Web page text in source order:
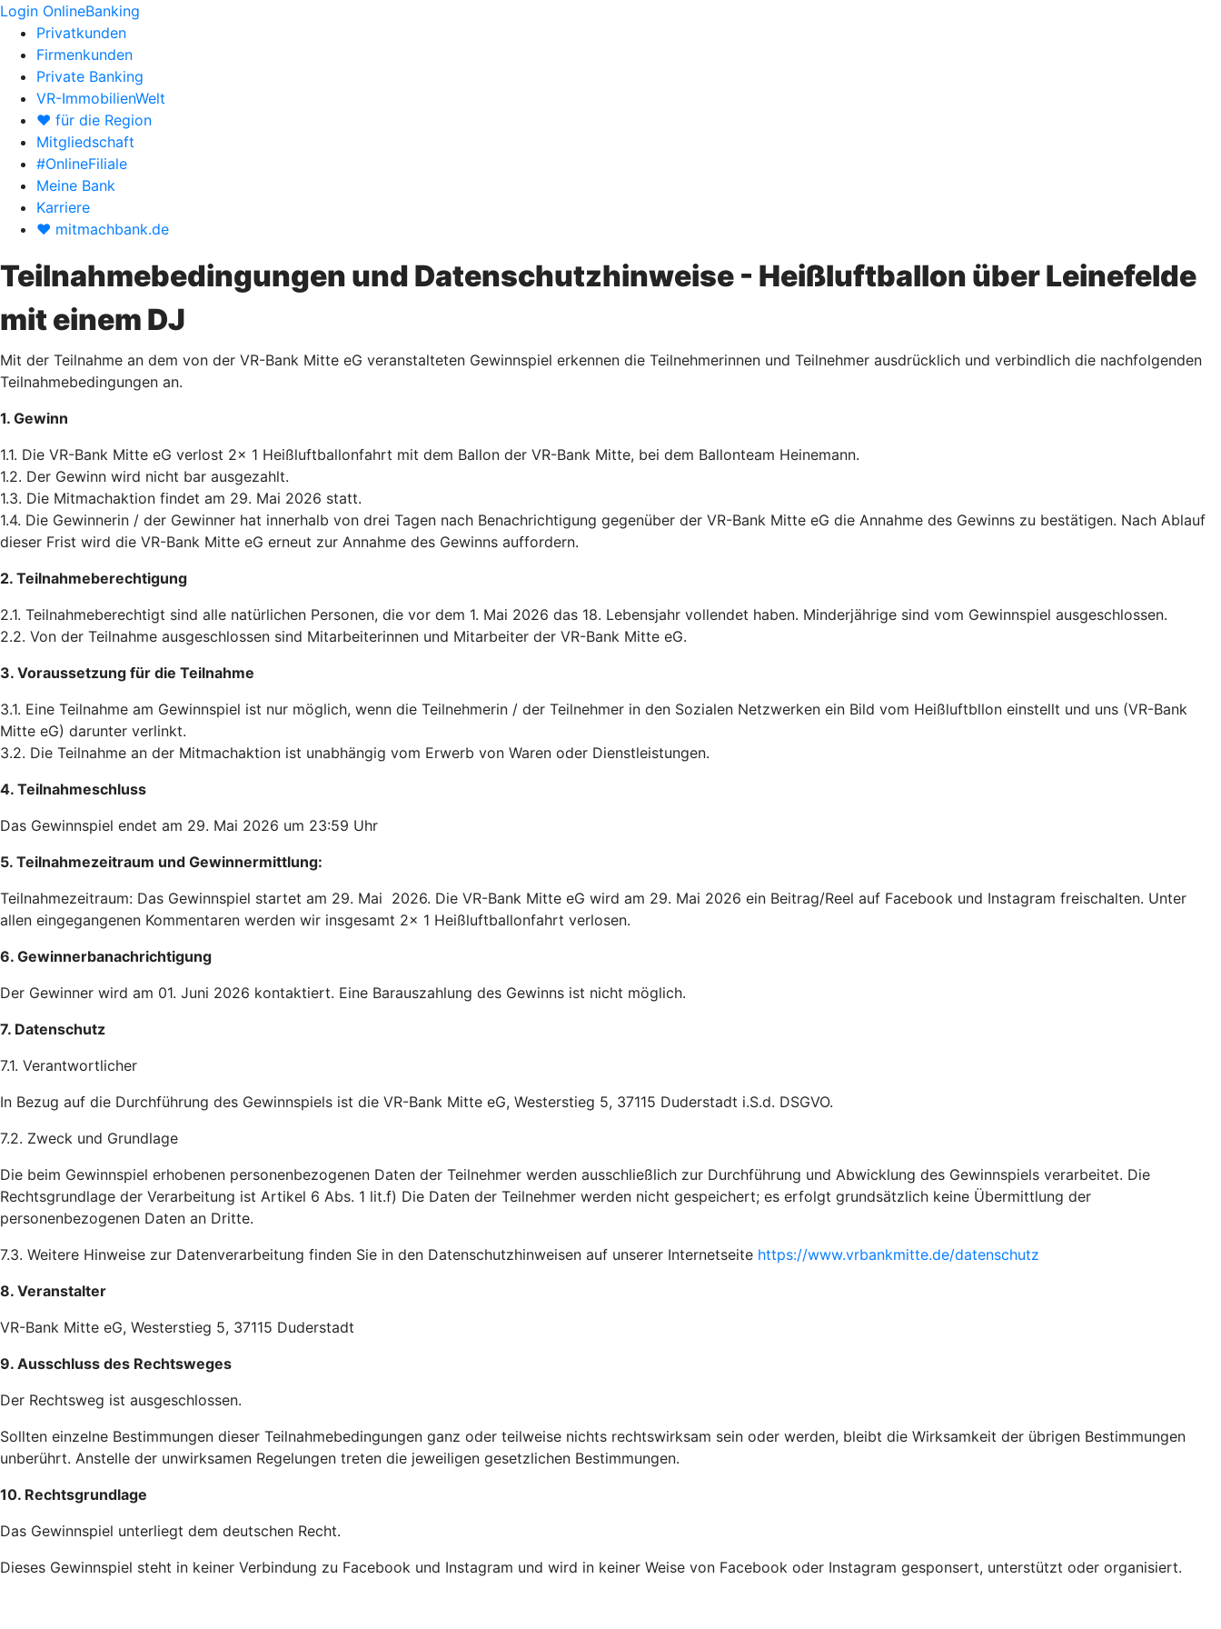
Login OnlineBanking
Privatkunden
Firmenkunden
Private Banking
VR-ImmobilienWelt
♥ für die Region
Mitgliedschaft
#OnlineFiliale
Meine Bank
Karriere
♥ mitmachbank.de
Teilnahmebedingungen und Datenschutzhinweise - Heißluftballon über Leinefelde
mit einem DJ
Mit der Teilnahme an dem von der VR-Bank Mitte eG veranstalteten Gewinnspiel erkennen die Teilnehmerinnen und Teilnehmer ausdrücklich und verbindlich die nachfolgenden
Teilnahmebedingungen an.
1. Gewinn
1.1. Die VR-Bank Mitte eG verlost 2x 1 Heißluftballonfahrt mit dem Ballon der VR-Bank Mitte, bei dem Ballonteam Heinemann.
1.2. Der Gewinn wird nicht bar ausgezahlt.
1.3. Die Mitmachaktion findet am 29. Mai 2026 statt.
1.4. Die Gewinnerin / der Gewinner hat innerhalb von drei Tagen nach Benachrichtigung gegenüber der VR-Bank Mitte eG die Annahme des Gewinns zu bestätigen. Nach Ablauf
dieser Frist wird die VR-Bank Mitte eG erneut zur Annahme des Gewinns auffordern.
2. Teilnahmeberechtigung
2.1. Teilnahmeberechtigt sind alle natürlichen Personen, die vor dem 1. Mai 2026 das 18. Lebensjahr vollendet haben. Minderjährige sind vom Gewinnspiel ausgeschlossen.
2.2. Von der Teilnahme ausgeschlossen sind Mitarbeiterinnen und Mitarbeiter der VR-Bank Mitte eG.
3. Voraussetzung für die Teilnahme
3.1. Eine Teilnahme am Gewinnspiel ist nur möglich, wenn die Teilnehmerin / der Teilnehmer in den Sozialen Netzwerken ein Bild vom Heißluftbllon einstellt und uns (VR-Bank
Mitte eG) darunter verlinkt.
3.2. Die Teilnahme an der Mitmachaktion ist unabhängig vom Erwerb von Waren oder Dienstleistungen.
4. Teilnahmeschluss
Das Gewinnspiel endet am 29. Mai 2026 um 23:59 Uhr
5. Teilnahmezeitraum und Gewinnermittlung:
Teilnahmezeitraum: Das Gewinnspiel startet am 29. Mai 2026. Die VR-Bank Mitte eG wird am 29. Mai 2026 ein Beitrag/Reel auf Facebook und Instagram freischalten. Unter
allen eingegangenen Kommentaren werden wir insgesamt 2x 1 Heißluftballonfahrt verlosen.
6. Gewinnerbanachrichtigung
Der Gewinner wird am 01. Juni 2026 kontaktiert. Eine Barauszahlung des Gewinns ist nicht möglich.
7. Datenschutz
7.1. Verantwortlicher
In Bezug auf die Durchführung des Gewinnspiels ist die VR-Bank Mitte eG, Westerstieg 5, 37115 Duderstadt i.S.d. DSGVO.
7.2. Zweck und Grundlage
Die beim Gewinnspiel erhobenen personenbezogenen Daten der Teilnehmer werden ausschließlich zur Durchführung und Abwicklung des Gewinnspiels verarbeitet. Die
Rechtsgrundlage der Verarbeitung ist Artikel 6 Abs. 1 lit.f) Die Daten der Teilnehmer werden nicht gespeichert; es erfolgt grundsätzlich keine Übermittlung der
personenbezogenen Daten an Dritte.
7.3. Weitere Hinweise zur Datenverarbeitung finden Sie in den Datenschutzhinweisen auf unserer Internetseite https://www.vrbankmitte.de/datenschutz
8. Veranstalter
VR-Bank Mitte eG, Westerstieg 5, 37115 Duderstadt
9. Ausschluss des Rechtsweges
Der Rechtsweg ist ausgeschlossen.
Sollten einzelne Bestimmungen dieser Teilnahmebedingungen ganz oder teilweise nichts rechtswirksam sein oder werden, bleibt die Wirksamkeit der übrigen Bestimmungen
unberührt. Anstelle der unwirksamen Regelungen treten die jeweiligen gesetzlichen Bestimmungen.
10. Rechtsgrundlage
Das Gewinnspiel unterliegt dem deutschen Recht.
Dieses Gewinnspiel steht in keiner Verbindung zu Facebook und Instagram und wird in keiner Weise von Facebook oder Instagram gesponsert, unterstützt oder organisiert.